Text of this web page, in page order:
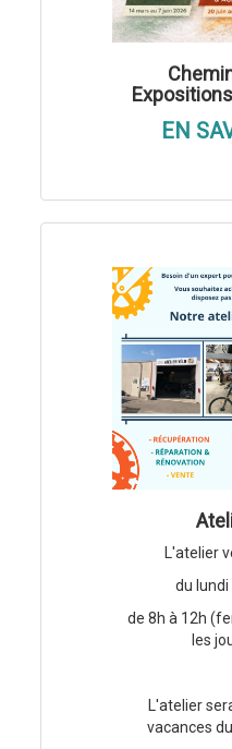
EN
L'atelier
du
de 8h à 12h
les
L'atelier
vacances